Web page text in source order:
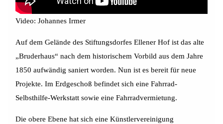
Video: Johannes Irmer
Auf dem Gelände des Stiftungsdorfes Ellener Hof ist das alte
„Bruderhaus“ nach dem historischem Vorbild aus dem Jahre
1850 aufwändig saniert worden. Nun ist es bereit für neue
Projekte. Im Erdgeschoß befindet sich eine Fahrrad-
Selbsthilfe-Werkstatt sowie eine Fahrradvermietung.
Die obere Ebene hat sich eine Künstlervereinigung